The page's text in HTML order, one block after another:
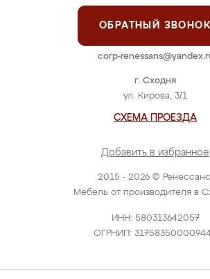
2015 - 2026 ©
Мебель от производителя в
ИНН: 580313642057
ОГРНИП:
г. Сходня
ул. Кирова, 3/1
СХЕМА ПРОЕЗДА
Добавить в избранное
ОБРАТНЫЙ ЗВОНОК
corp-